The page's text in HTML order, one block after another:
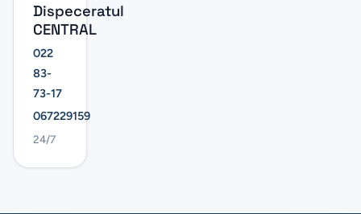
Dispeceratul
CENTRAL
022
83-
73-17
067229159
24/7